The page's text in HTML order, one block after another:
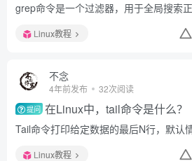
grep命令是一个过滤器，用于全局搜索正
Linux教程
不念
4年前发布 32次阅读
提问 在Linux中，tail命令是什么？
Tail命令打印给定数据的最后N行，默认
Linux教程